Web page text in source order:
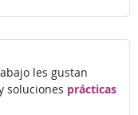
les gustan
soluciones prácticas